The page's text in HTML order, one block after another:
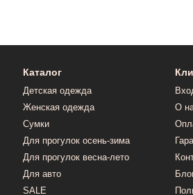
из мягких и дышащих
детским ромпером?
можно стирать в машине на
Каталог
Детская одежда
Женская одежда
Сумки
Для прогулок осень-зима
Для прогулок весна-лето
Для авто
SALE
О